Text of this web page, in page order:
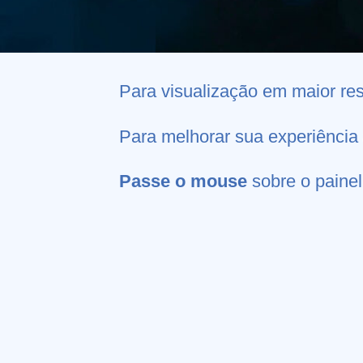
Para visualização em maior
Para melhorar sua experiência
Passe o mouse sobre o